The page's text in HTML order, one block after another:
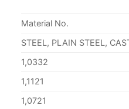
Material No.
STEEL, PLAIN STEEL,
1,0332
1,1121
1,0721